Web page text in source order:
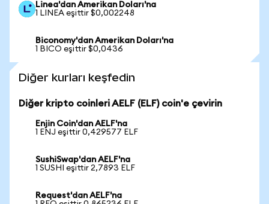
Linea'dan Amerikan Doları'na
1 LINEA eşittir $0,002248
Biconomy'dan Amerikan Doları'na
1 BICO eşittir $0,0436
Diğer kurları keşfedin
Diğer kripto coinleri AELF (ELF) coin'e çevirin
Enjin Coin'dan AELF'na
1 ENJ eşittir 0,429577 ELF
SushiSwap'dan AELF'na
1 SUSHI eşittir 2,7893 ELF
Request'dan AELF'na